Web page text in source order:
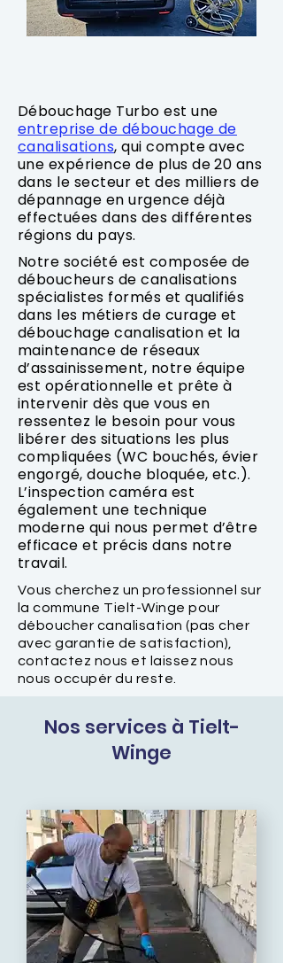
Débouchage Turbo est une
entreprise de débouchage de
canalisations, qui compte avec
une expérience de plus de 20 ans
dans le secteur et des milliers de
dépannage en urgence déjà
effectuées dans des différentes
régions du pays.
Notre société est composée de
déboucheurs de canalisations
spécialistes formés et qualifiés
dans les métiers de curage et
débouchage canalisation et la
maintenance de réseaux
d’assainissement, notre équipe
est opérationnelle et prête à
intervenir dès que vous en
ressentez le besoin pour vous
libérer des situations les plus
compliquées (WC bouchés, évier
engorgé, douche bloquée, etc.).
L’inspection caméra est
également une technique
moderne qui nous permet d’être
efficace et précis dans notre
travail.
Vous cherchez un professionnel sur
la commune Tielt-Winge pour
déboucher canalisation (pas cher
avec garantie de satisfaction),
contactez nous et laissez nous
nous occupér du reste.
Nos services à Tielt-
Winge